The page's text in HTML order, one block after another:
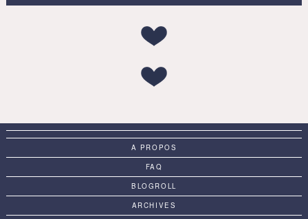
A PROPOS
FAQ
BLOGROLL
ARCHIVES